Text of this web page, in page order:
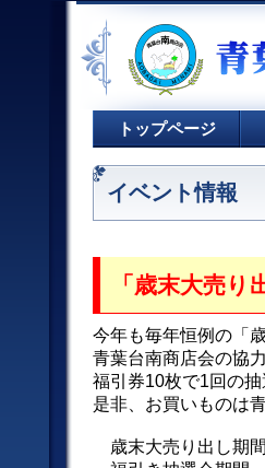
イベント情報
「歳末大売
今年も毎年恒例の「
青葉台南商店会の協
福引券10枚で1回の抽
是非、お買いものは
歳末大売り出し期
トップページ